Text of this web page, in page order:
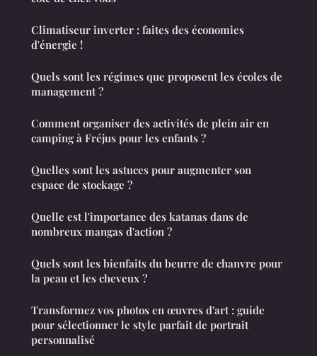
Climatiseur inverter : faites des économies
d'énergie !
Quels sont les régimes que proposent les écoles de
management ?
Comment organiser des activités de plein air en
camping à Fréjus pour les enfants ?
Quelles sont les astuces pour augmenter son
espace de stockage ?
Quelle est l'importance des katanas dans de
nombreux mangas d'action ?
Quels sont les bienfaits du beurre de chanvre pour
la peau et les cheveux ?
Transformez vos photos en œuvres d'art : guide
pour sélectionner le style parfait de portrait
personnalisé